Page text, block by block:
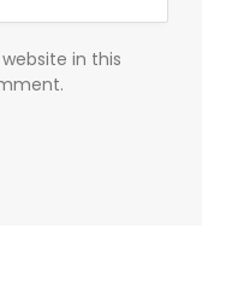
in this